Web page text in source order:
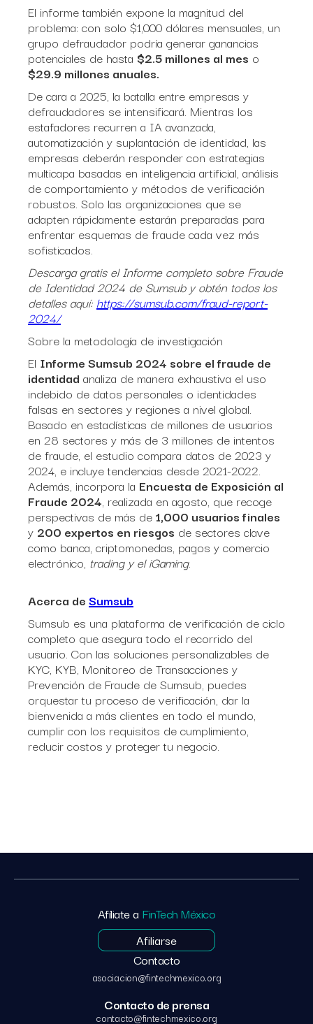
El informe también expone la magnitud del
problema: con solo $1,000 dólares mensuales, un
grupo defraudador podría generar ganancias
potenciales de hasta $2.5 millones al mes o
$29.9 millones anuales.
De cara a 2025, la batalla entre empresas y
defraudadores se intensificará. Mientras los
estafadores recurren a IA avanzada,
automatización y suplantación de identidad, las
empresas deberán responder con estrategias
multicapa basadas en inteligencia artificial, análisis
de comportamiento y métodos de verificación
robustos. Solo las organizaciones que se
adapten rápidamente estarán preparadas para
enfrentar esquemas de fraude cada vez más
sofisticados.
Descarga gratis el Informe completo sobre Fraude
de Identidad 2024 de Sumsub y obtén todos los
detalles aquí: https://sumsub.com/fraud-report-
2024/
Sobre la metodología de investigación
El Informe Sumsub 2024 sobre el fraude de
identidad analiza de manera exhaustiva el uso
indebido de datos personales o identidades
falsas en sectores y regiones a nivel global.
Basado en estadísticas de millones de usuarios
en 28 sectores y más de 3 millones de intentos
de fraude, el estudio compara datos de 2023 y
2024, e incluye tendencias desde 2021-2022.
Además, incorpora la Encuesta de Exposición al
Fraude 2024, realizada en agosto, que recoge
perspectivas de más de1,000 usuarios finales
y 200 expertos en riesgos de sectores clave
como banca, criptomonedas, pagos y comercio
electrónico, trading y el iGaming.
Acerca deSumsub
Sumsub es una plataforma de verificación de ciclo
completo que asegura todo el recorrido del
usuario. Con las soluciones personalizables de
KYC, KYB, Monitoreo de Transacciones y
Prevención de Fraude de Sumsub, puedes
orquestar tu proceso de verificación, dar la
bienvenida a más clientes en todo el mundo,
cumplir con los requisitos de cumplimiento,
reducir costos y proteger tu negocio.
Afíliate a FinTech México
Afiliarse
Contacto
asociacion@fintechmexico.org
Contacto de prensa
contacto@fintechmexico.org